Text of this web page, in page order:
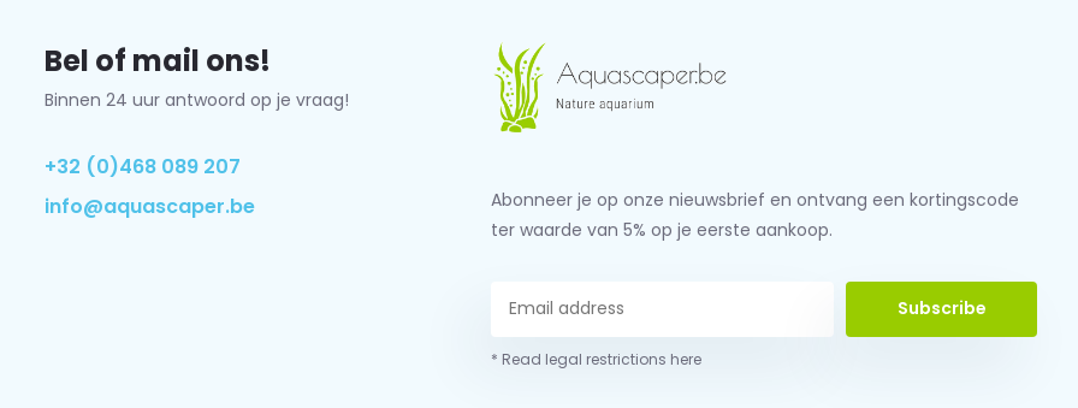
Bel of mail ons!
Binnen 24 uur antwoord op je vraag!
+32 (0)468 089 207
info@aquascaper.be
Abonneer je op onze nieuwsbrief en ontvang een kortingscode
ter waarde van 5% op je eerste aankoop.
Subscribe
* Read legal restrictions here